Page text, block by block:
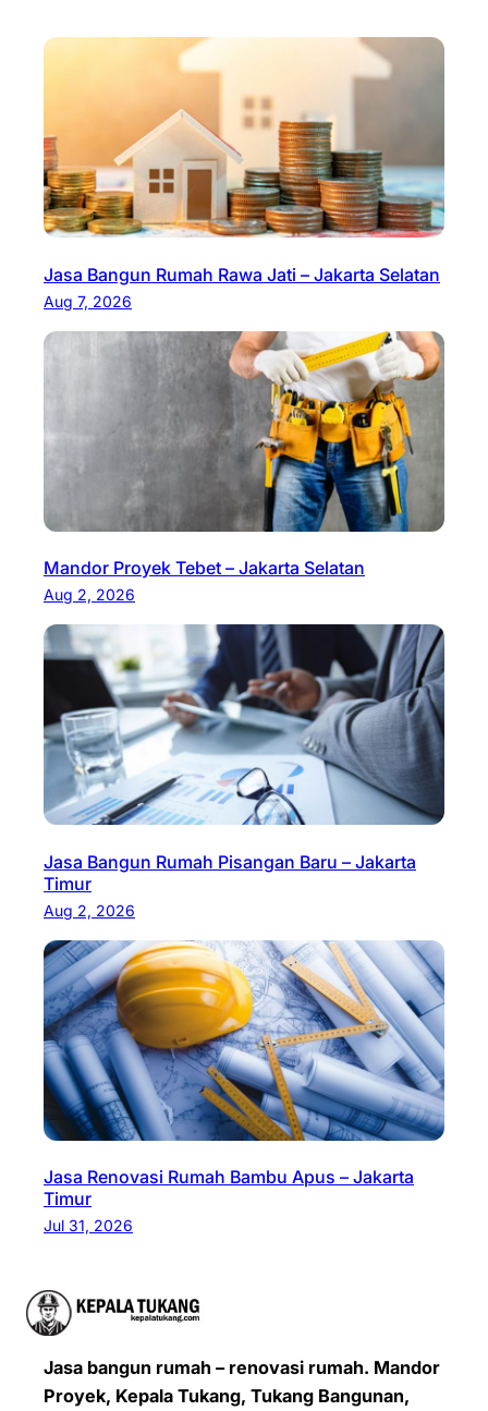
Jasa Bangun Rumah Rawa Jati – Jakarta Selatan
Aug 7, 2026
Mandor Proyek Tebet – Jakarta Selatan
Aug 2, 2026
Jasa Bangun Rumah Pisangan Baru – Jakarta
Timur
Aug 2, 2026
Jasa Renovasi Rumah Bambu Apus – Jakarta
Timur
Jul 31, 2026
Jasa bangun rumah – renovasi rumah. Mandor
Proyek, Kepala Tukang, Tukang Bangunan,